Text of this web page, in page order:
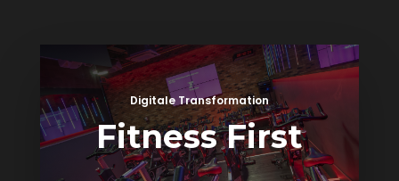
Digitale Transformation
Fitness First